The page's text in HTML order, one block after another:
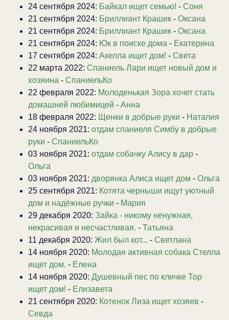
24 сентября 2024: Байкал ищет семью! - Соня
21 сентября 2024: Бриллиант Крашик - Оксана
21 сентября 2024: Бриллиант Крашик - Оксана
21 сентября 2024: Юк в поиске дома - Екатерина
17 сентября 2024: Акелла ищет дом! - Света
22 марта 2022: Спаниель Лари ищет новый дом и
хозяина - СпаниельКо
22 февраля 2022: Молоденькая Зора хочет стать
домашней любимицей - Анна
18 февраля 2022: Щенки в добрые руки - Наталия
24 ноября 2021: отдам спаниеля Симбу в добрые
руки - СпаниельКо
03 ноября 2021: отдам собачку Алису в дар -
Ольга
03 ноября 2021: дворянка Алиса ищет дом - Ольга
25 сентября 2021: Котята черныши ищут уютный
дом и надёжные ручки - Мария
29 декабря 2020: Зайка - никому ненужная,
некрасивая и несчастливая. - Татьяна
11 декабря 2020: Жил был кот... - Светлана
14 ноября 2020: Молодая активная собака Стелла
ищет дом. - Елена
14 ноября 2020: Душевный пес по кличке Тор
ищет дом! - Елизавета
21 сентября 2020: Котенок Лиза ищет хозяев -
Севда